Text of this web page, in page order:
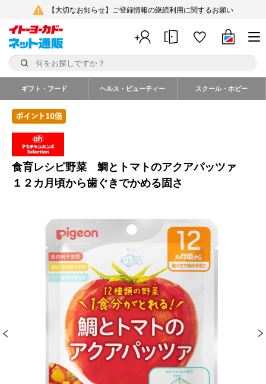
【大切なお知らせ】ご登録情報の継続利用に関するお願い
ギフト・フード ヘルス・ビューティー スクール・ホビー
食育レシピ野菜 鯛とトマトのアクアパッツァ
１２カ月頃から歯ぐきでかめる固さ